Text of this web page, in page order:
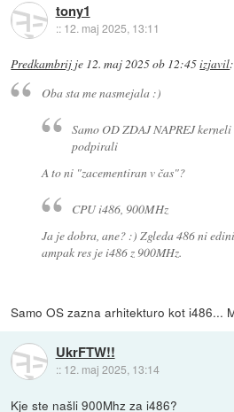
tony1
:: 12. maj 2025, 13:11
Predkambrij je 12. maj 2025 ob 12:45izjavil:
Oba sta me nasmejala :)
Samo OD ZDAJ NAPREJ kerneli
podpirali
A to ni "zacementiran v čas"?
CPU i486, 900MHz
Ja je dobra, ane? :) Zgleda 486 ni
ampak res je i486 z 900MHz.
Samo OS zazna arhitekturo kot i486...
UkrFTW!!
:: 12. maj 2025, 13:14
Kje ste našli 900Mhz za i486?